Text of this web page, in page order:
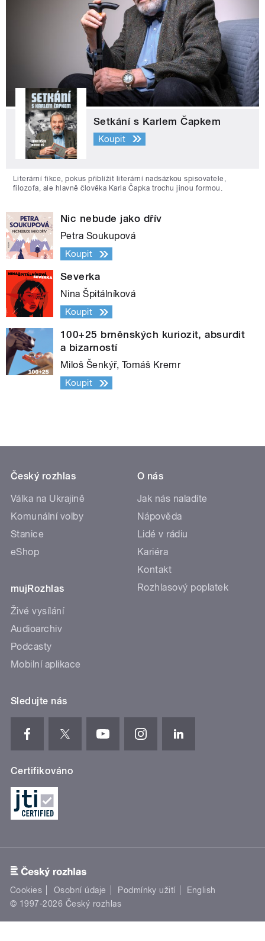
Setkání s Karlem Čapkem
Koupit
Literární fikce, pokus přiblížit literární nadsázkou spisovatele,
filozofa, ale hlavně člověka Karla Čapka trochu jinou formou.
Nic nebude jako dřív
Petra Soukupová
Koupit
Severka
Nina Špitálníková
Koupit
100+25 brněnských kuriozit, absurdit
a bizarností
Miloš Šenkýř, Tomáš Kremr
Koupit
Český rozhlas
Válka na Ukrajině
Komunální volby
Stanice
eShop
mujRozhlas
Živé vysílání
Audioarchiv
Podcasty
Mobilní aplikace
O nás
Jak nás naladíte
Nápověda
Lidé v rádiu
Kariéra
Kontakt
Rozhlasový poplatek
Sledujte nás
Certifikováno
Cookies Osobní údaje Podmínky užití
English
© 1997-2026 Český rozhlas